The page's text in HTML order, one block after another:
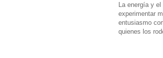
La energía y
experimentar
entusiasmo
quienes los